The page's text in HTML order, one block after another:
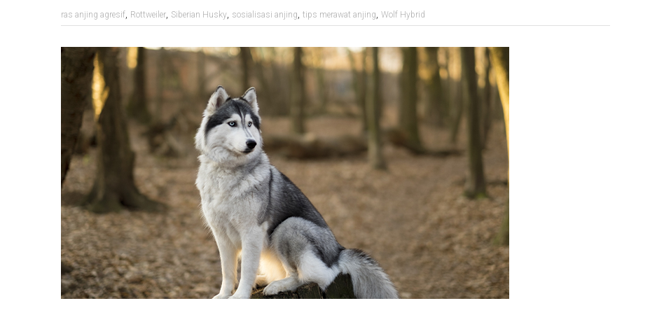
ras anjing agresif, Rottweiler, Siberian Husky, sosialisasi anjing, tips merawat anjing, Wolf Hybrid